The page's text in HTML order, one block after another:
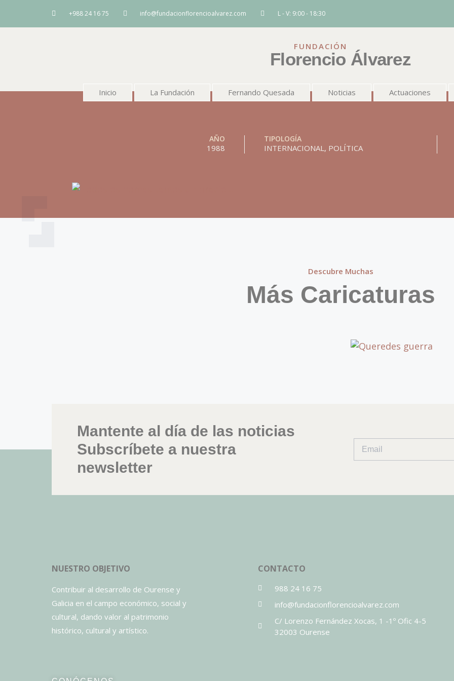
+988 24 16 75 info@fundacionflorencioalvarez.com L - V: 9:00 - 18:30
FUNDACIÓN
Florencio Álvarez
Inicio La Fundación Fernando Quesada Noticias Actuaciones
AÑO
1988
TIPOLOGÍA
INTERNACIONAL, POLÍTICA
Descubre Muchas
Más Caricaturas
Mantente al día de las noticias
Subscríbete a nuestra
newsletter
NUESTRO OBJETIVO
Contribuir al desarrollo de Ourense y
Galicia en el campo económico, social y
cultural, dando valor al patrimonio
histórico, cultural y artístico.
CONTACTO
988 24 16 75
info@fundacionflorencioalvarez.com
C/ Lorenzo Fernández Xocas, 1 -1º Ofic 4-5
32003 Ourense